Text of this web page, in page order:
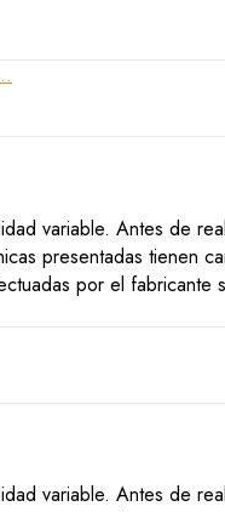
variable. Antes de
presentadas tienen
por el fabricante
variable. Antes de